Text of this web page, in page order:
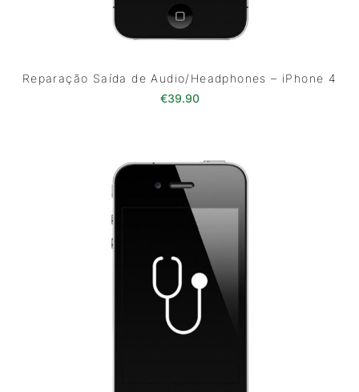
Reparação Saída de Audio/Headphones – iPhone 4
€39.90